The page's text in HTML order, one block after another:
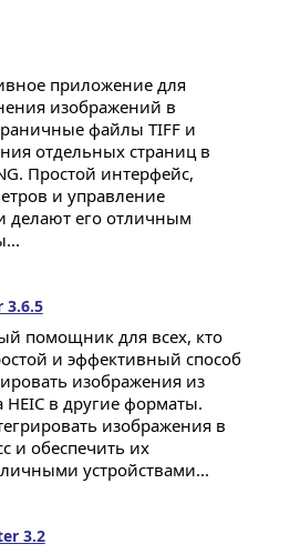
приложение для
изображений в
файлы TIFF и
отдельных страниц в
Простой интерфейс,
и управление
делают его отличным
3.6.5
помощник для всех, кто
и эффективный способ
изображения из
HEIC в другие форматы.
изображения в
и обеспечить их
устройствами...
3.2